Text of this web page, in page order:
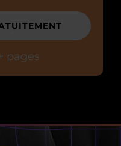
pages